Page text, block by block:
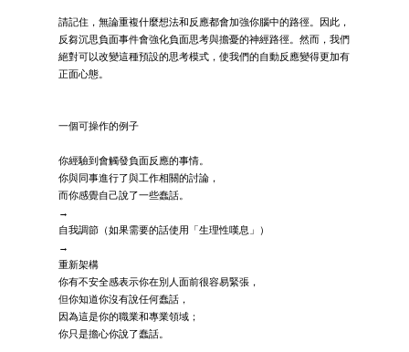
請記住，無論重複什麼想法和反應都會加強你腦中的路徑。因此，
反芻沉思負面事件會強化負面思考與擔憂的神經路徑。然而，我們
絕對可以改變這種預設的思考模式，使我們的自動反應變得更加有
正面心態。
一個可操作的例子
你經驗到會觸發負面反應的事情。
你與同事進行了與工作相關的討論，
而你感覺自己說了一些蠢話。
→
自我調節（如果需要的話使用「生理性嘆息」）
→
重新架構
你有不安全感表示你在別人面前很容易緊張，
但你知道你沒有說任何蠢話，
因為這是你的職業和專業領域；
你只是擔心你說了蠢話。